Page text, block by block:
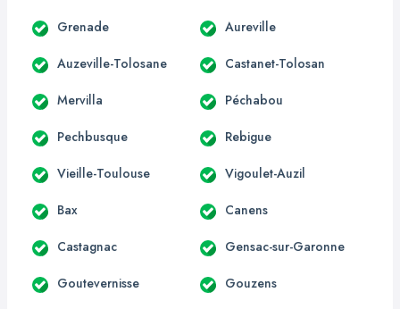
Grenade Aureville
Auzeville-Tolosane Castanet-Tolosan
Mervilla Péchabou
Pechbusque Rebigue
Vieille-Toulouse Vigoulet-Auzil
Bax Canens
Castagnac Gensac-sur-Garonne
Goutevernisse Gouzens